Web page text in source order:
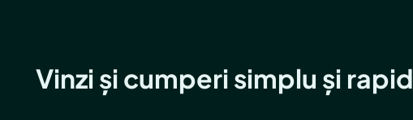
Vinzi și cumperi simplu și rapid